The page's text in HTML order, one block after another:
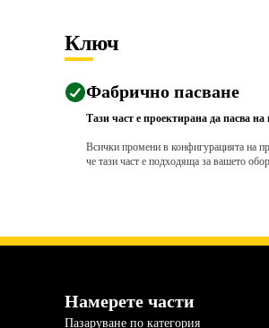
Ключ
Фабрично пасване
Тази част е проектирана да пасва
Всички промени в конфигурацията на
че тази част е подходяща за вашето
Намерете части
Пазаруване по категория